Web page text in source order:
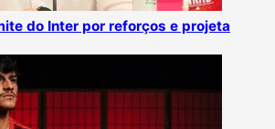
do Inter por reforços e projeta